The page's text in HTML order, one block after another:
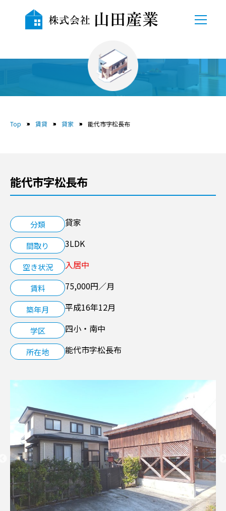
TOP
会社概要
賃貸
空き家管理サービス
賃貸
Top 賃貸 貸家 能代市字松長布
能代市字松長布
分類 貸家
間取り 3LDK
空き状況 入居中
賃料 75,000円／月
築年月 平成16年12月
学区 四小・南中
所在地 能代市字松長布